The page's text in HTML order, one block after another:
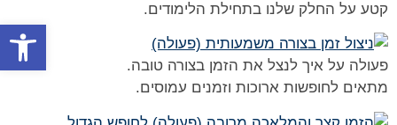
פתח
קטע על החלק שלנו בתחילת הלימודים.
פעולה על איך לנצל את הזמן בצורה טובה.
מתאים לחופשות ארוכות וזמנים עמוסים.